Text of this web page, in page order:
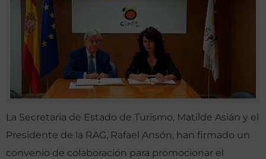
La Secretaria de Estado de Turismo, Matilde Asián y el
Presidente de la RAG, Rafael Ansón, han firmado un
convenio de colaboración para promocionar el